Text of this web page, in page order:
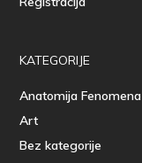
KATEGORIJE
Anatomija Fenomena
Art
Bez kategorije